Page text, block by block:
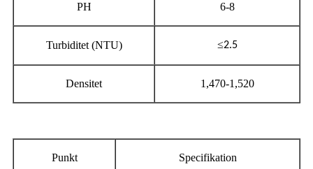
PH 6-8
Turbiditet (NTU) ≤2.5
Densitet 1,470-1,520
Punkt Specifikation